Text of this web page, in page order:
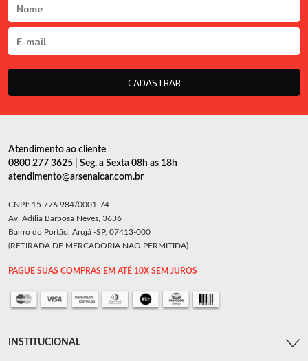
CADASTRAR
Atendimento ao cliente
0800 277 3625 | Seg. a Sexta 08h as 18h
atendimento@arsenalcar.com.br
CNPJ: 15.776.984/0001-74
Av. Adília Barbosa Neves, 3636
Bairro do Portão, Arujá -SP, 07413-000
(RETIRADA DE MERCADORIA NÃO PERMITIDA)
PAGUE SUAS COMPRAS EM ATÉ 10X SEM JUROS
INSTITUCIONAL